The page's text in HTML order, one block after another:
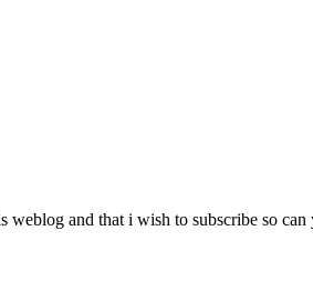
and that i wish to subscribe so